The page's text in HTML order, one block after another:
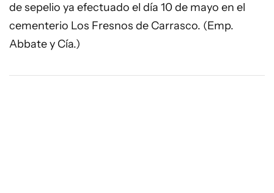
de sepelio ya efectuado el día 10 de mayo en el
cementerio Los Fresnos de Carrasco. (Emp.
Abbate y Cía.)